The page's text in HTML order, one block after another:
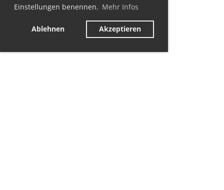
Einstellungen benennen. Mehr Infos
Ablehnen Akzeptieren